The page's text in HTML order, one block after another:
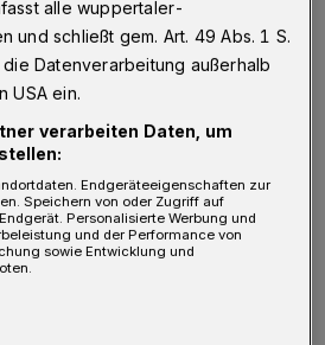
Wuppertaler Fotografin
Anja Eder fast im
zusammengestellt, das
Wildbienenarten und die
Blühpflanzen abbildet und
alle wuppertaler-
und schließt gem. Art. 49 Abs. 1 S.
die Datenverarbeitung außerhalb
USA ein.
verarbeiten Daten, um
Endgeräteeigenschaften zur
Speichern von oder Zugriff auf
Personalisierte Werbung und
und der Performance von
sowie Entwicklung und